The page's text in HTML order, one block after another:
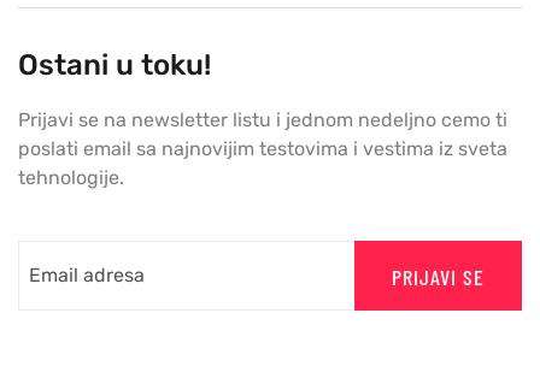
Ostani u toku!
Prijavi se na newsletter listu i jednom nedeljno cemo ti
poslati email sa najnovijim testovima i vestima iz sveta
tehnologije.
PRIJAVI SE